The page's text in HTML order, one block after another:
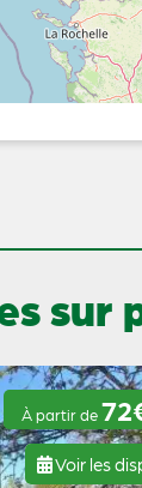
sur
À partir de
Voir les